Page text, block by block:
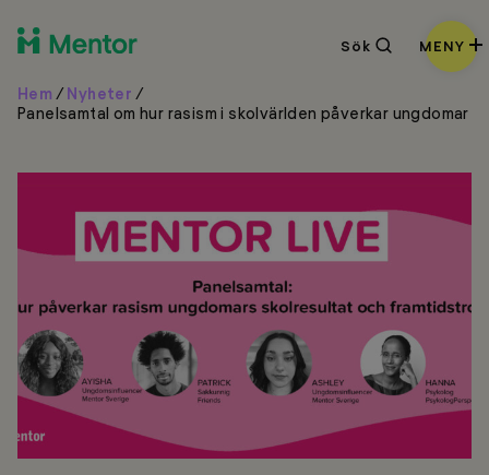
Sök Sök MENY
Hem /Nyheter /
Panelsamtal om hur rasism i skolvärlden påverkar ungdomar